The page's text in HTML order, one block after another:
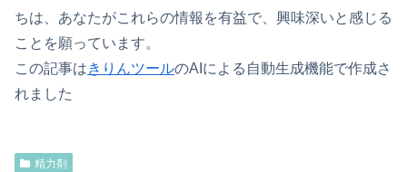
ちは、あなたがこれらの情報を有益で、興味深いと感じる
ことを願っています。
この記事はきりんツールのAIによる自動生成機能で作成さ
れました
精力剤